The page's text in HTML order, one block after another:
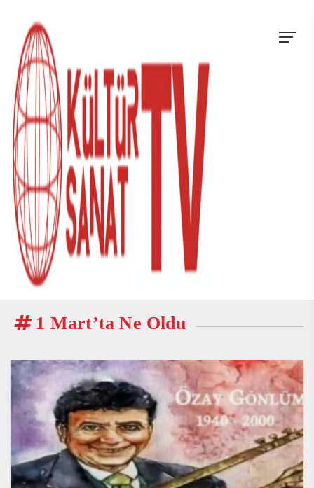
1 Mart’ta Ne Oldu